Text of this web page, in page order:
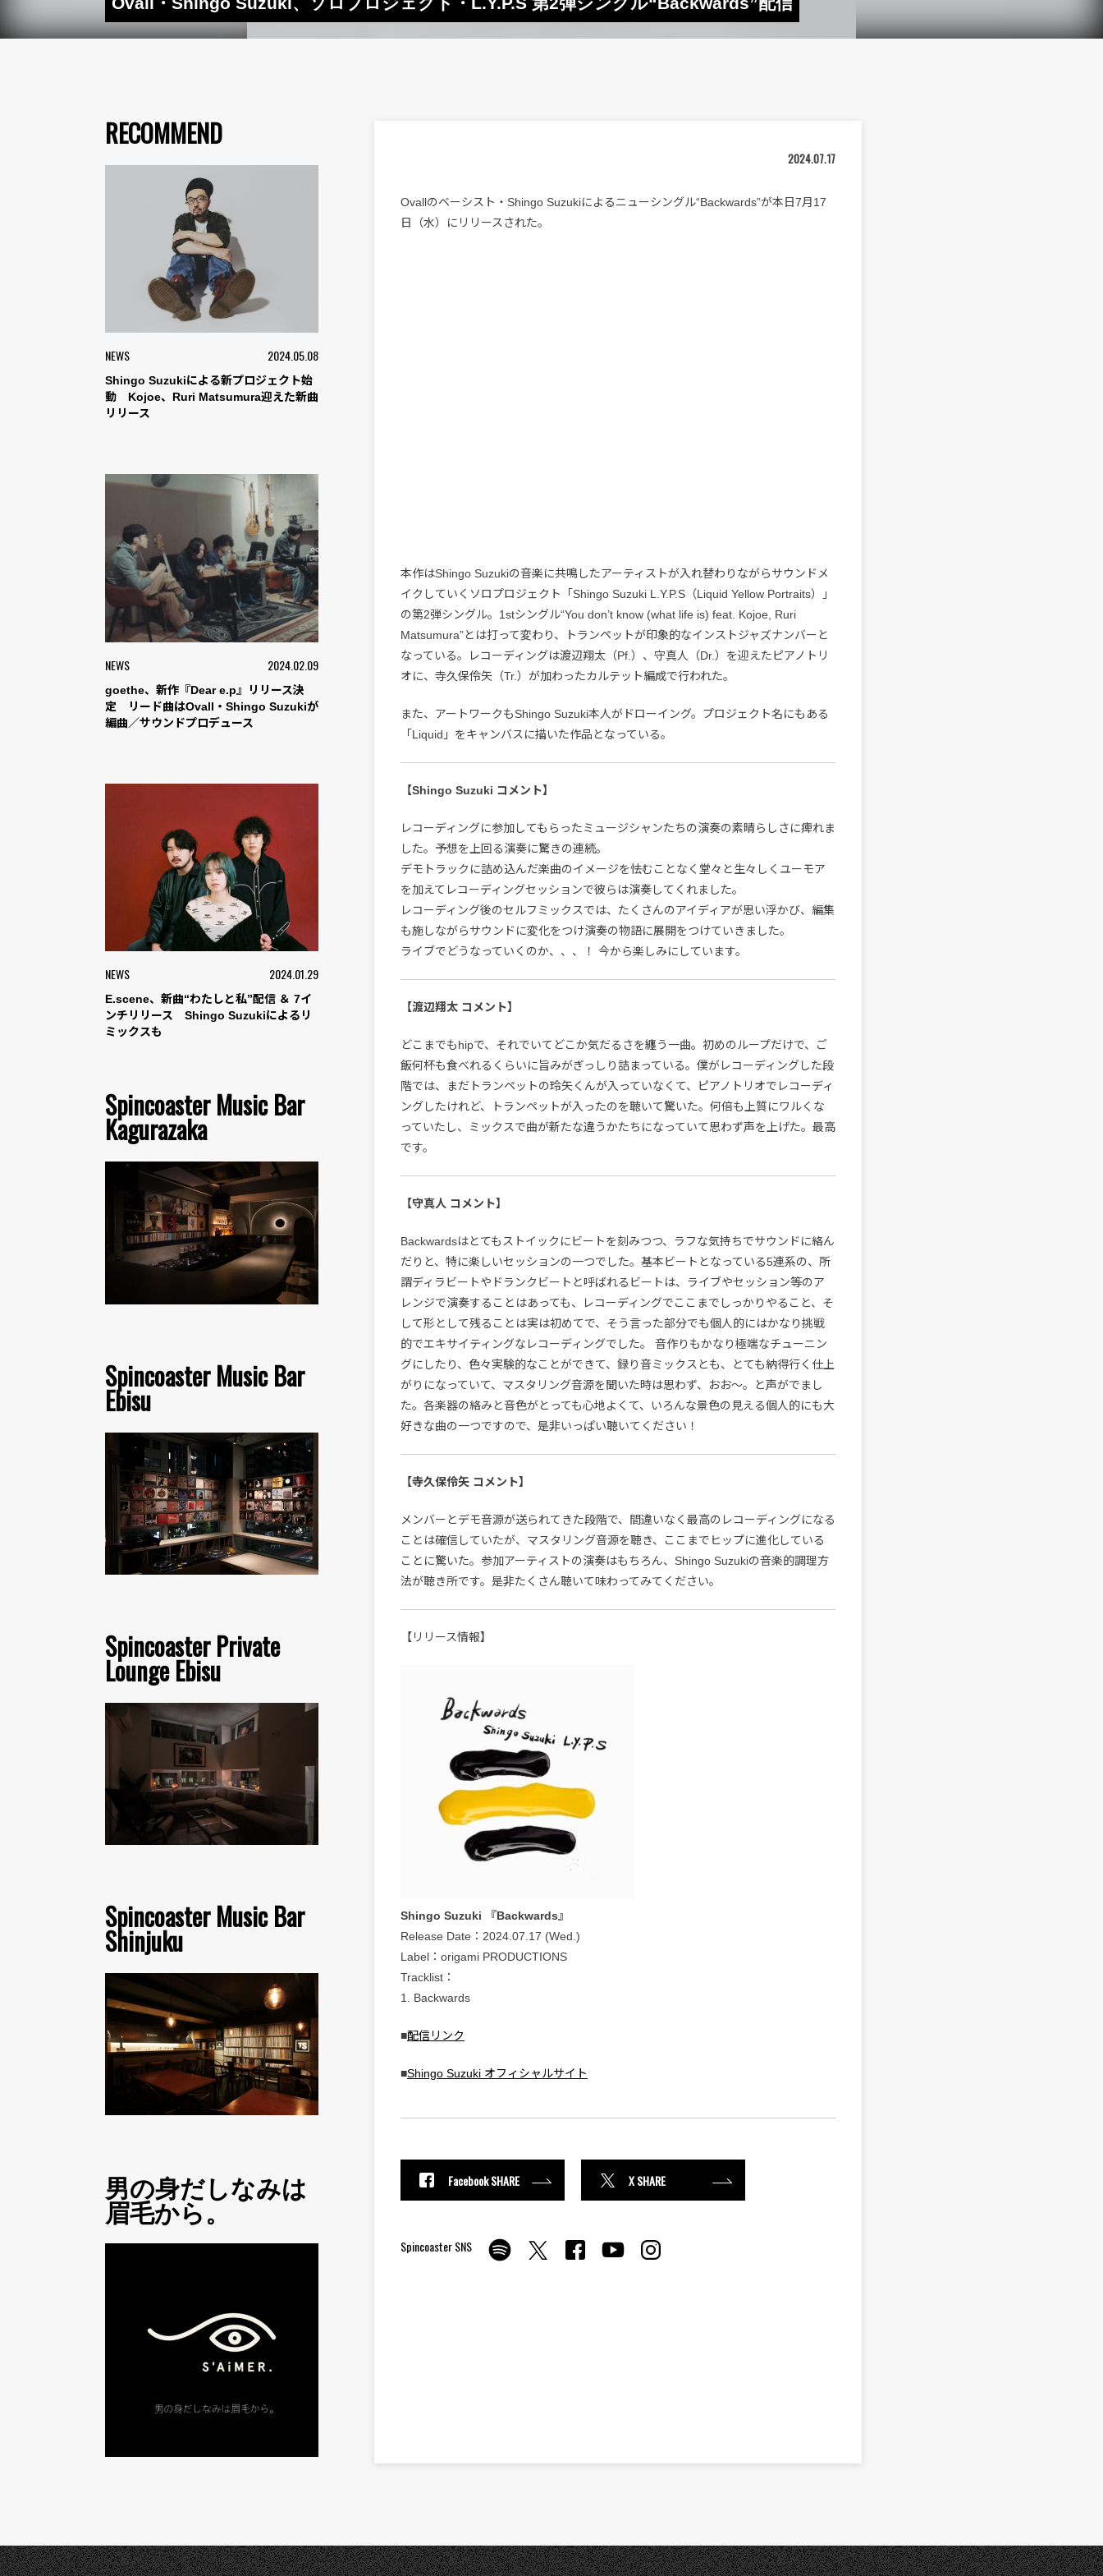
RECOMMEND
NEWS 2024.05.08
Shingo Suzukiによる新プロジェクト始
動 Kojoe、Ruri Matsumura迎えた新曲
リリース
NEWS 2024.02.09
goethe、新作『Dear e.p』リリース決
定 リード曲はOvall・Shingo Suzukiが
編曲／サウンドプロデュース
NEWS 2024.01.29
E.scene、新曲“わたしと私”配信 ＆ 7イ
ンチリリース Shingo Suzukiによるリ
ミックスも
Spincoaster Music Bar
Kagurazaka
Spincoaster Music Bar
Ebisu
Spincoaster Private
Lounge Ebisu
Spincoaster Music Bar
Shinjuku
男の身だしなみは
眉毛から。
2024.07.17
Ovallのベーシスト・Shingo Suzukiによるニューシングル“Backwards”が本日7月17
日（水）にリリースされた。
本作はShingo Suzukiの音楽に共鳴したアーティストが入れ替わりながらサウンドメ
イクしていくソロプロジェクト「Shingo Suzuki L.Y.P.S（Liquid Yellow Portraits）」
の第2弾シングル。1stシングル“You don’t know (what life is) feat. Kojoe, Ruri
Matsumura”とは打って変わり、トランペットが印象的なインストジャズナンバーと
なっている。レコーディングは渡辺翔太（Pf.）、守真人（Dr.）を迎えたピアノトリ
オに、寺久保伶矢（Tr.）が加わったカルテット編成で行われた。
また、アートワークもShingo Suzuki本人がドローイング。プロジェクト名にもある
「Liquid」をキャンバスに描いた作品となっている。
【Shingo Suzuki コメント】
レコーディングに参加してもらったミュージシャンたちの演奏の素晴らしさに痺れま
した。予想を上回る演奏に驚きの連続。
デモトラックに詰め込んだ楽曲のイメージを怯むことなく堂々と生々しくユーモア
を加えてレコーディングセッションで彼らは演奏してくれました。
レコーディング後のセルフミックスでは、たくさんのアイディアが思い浮かび、編集
も施しながらサウンドに変化をつけ演奏の物語に展開をつけていきました。
ライブでどうなっていくのか、、、！ 今から楽しみにしています。
【渡辺翔太 コメント】
どこまでもhipで、それでいてどこか気だるさを纏う一曲。初めのループだけで、ご
飯何杯も食べれるくらいに旨みがぎっしり詰まっている。僕がレコーディングした段
階では、まだトランペットの玲矢くんが入っていなくて、ピアノトリオでレコーディ
ングしたけれど、トランペットが入ったのを聴いて驚いた。何倍も上質にワルくな
っていたし、ミックスで曲が新たな違うかたちになっていて思わず声を上げた。最高
です。
【守真人 コメント】
Backwardsはとてもストイックにビートを刻みつつ、ラフな気持ちでサウンドに絡ん
だりと、特に楽しいセッションの一つでした。基本ビートとなっている5連系の、所
謂ディラビートやドランクビートと呼ばれるビートは、ライブやセッション等のア
レンジで演奏することはあっても、レコーディングでここまでしっかりやること、そ
して形として残ることは実は初めてで、そう言った部分でも個人的にはかなり挑戦
的でエキサイティングなレコーディングでした。 音作りもかなり極端なチューニン
グにしたり、色々実験的なことができて、録り音ミックスとも、とても納得行く仕上
がりになっていて、マスタリング音源を聞いた時は思わず、おお〜。と声がでまし
た。各楽器の絡みと音色がとっても心地よくて、いろんな景色の見える個人的にも大
好きな曲の一つですので、是非いっぱい聴いてください！
【寺久保伶矢 コメント】
メンバーとデモ音源が送られてきた段階で、間違いなく最高のレコーディングになる
ことは確信していたが、マスタリング音源を聴き、ここまでヒップに進化している
ことに驚いた。参加アーティストの演奏はもちろん、Shingo Suzukiの音楽的調理方
法が聴き所です。是非たくさん聴いて味わってみてください。
【リリース情報】
Shingo Suzuki 『Backwards』
Release Date：2024.07.17 (Wed.)
Label：origami PRODUCTIONS
Tracklist：
1. Backwards
■配信リンク
■Shingo Suzuki オフィシャルサイト
Facebook SHARE X SHARE
Spincoaster SNS